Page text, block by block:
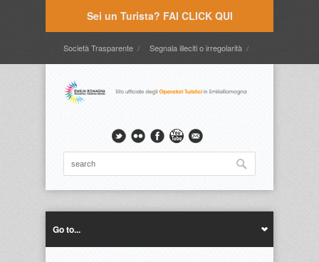
Sei un Turista? FAI CLICK QUI
Società Trasparente Segnala illeciti o irregolarità
Timbrature
Go to...